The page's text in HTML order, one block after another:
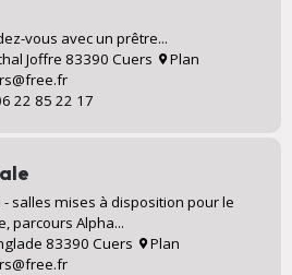
vous avec un prêtre...
Joffre 83390 Cuers
Plan
22 85 22 17
salles mises à disposition pour le
parcours Alpha...
83390 Cuers
Plan